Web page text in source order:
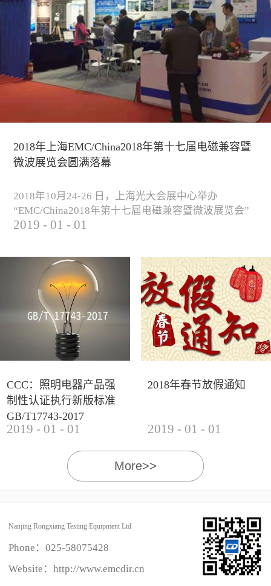
2018年上海EMC/China2018年第十七届电磁兼容暨
微波展览会圆满落幕
2018年10月24-26 日，上海光大会展中心举办
“EMC/China2018年第十七届电磁兼容暨微波展览会”
圆满落幕。我公司与来自军工、汽车、科研院校、通
状与未来，并展出测试、整改等行业尖端设备，吸引
业内外人士参观驻足。展会期间我公司举办了《电磁
兼容测试和设计技术》技术讲座，本次讲座同时特邀
德国Langer公司资深工程师Lars Glaesser...
2019 - 01 - 01
CCC：照明电器产品强
制性认证执行新版标准
GB/T17743-2017
2019 - 01 - 01
2018年春节放假通知
2019 - 01 - 01
More>>
Nanjing Rongxiang Testing Equipment Ltd
Phone： 025-58075428
Website：http://www.emcdir.cn